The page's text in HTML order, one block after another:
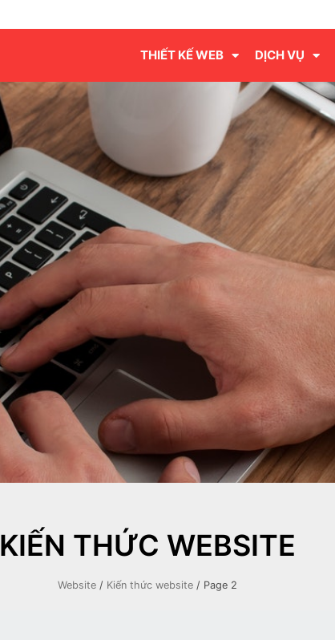
THIẾT KẾ WEB DỊCH VỤ
KIẾN THỨC WEBSITE
Website / Kiến thức website / Page 2